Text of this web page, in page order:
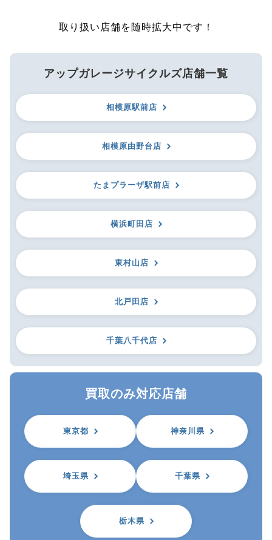
取り扱い店舗を随時拡大中です！
アップガレージサイクルズ店舗一覧
相模原駅前店
相模原由野台店
たまプラーザ駅前店
横浜町田店
東村山店
北戸田店
千葉八千代店
買取のみ対応店舗
東京都 神奈川県
埼玉県 千葉県
栃木県